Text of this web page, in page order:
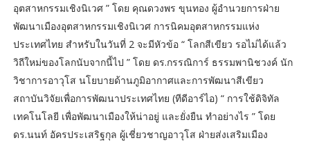
อุตสาหกรรมเชิงนิเวศ ” โดย คุณดวงพร ขุนทอง ผู้อำนวยการฝ่าย
พัฒนาเมืองอุตสาหกรรมเชิงนิเวศ การนิคมอุตสาหกรรมแห่ง
ประเทศไทย สำหรับในวันที่ 2 จะมีหัวข้อ “ โลกสีเขียว รอไม่ได้แล้ว
วิถีใหม่ของโลกนับจากนี้ไป ” โดย ดร.กรรณิการ์ ธรรมพานิชวงค์ นัก
วิชาการอาวุโส นโยบายด้านภูมิอากาศและการพัฒนาสีเขียว
สถาบันวิจัยเพื่อการพัฒนาประเทศไทย (ทีดีอาร์ไอ) “ การใช้ดิจิทัล
เทคโนโลยี เพื่อพัฒนาเมืองให้น่าอยู่ และยั่งยืน ทำอย่างไร ” โดย
ดร.นนท์ อัครประเสริฐกุล ผู้เชี่ยวชาญอาวุโส ฝ่ายส่งเสริมเมือง